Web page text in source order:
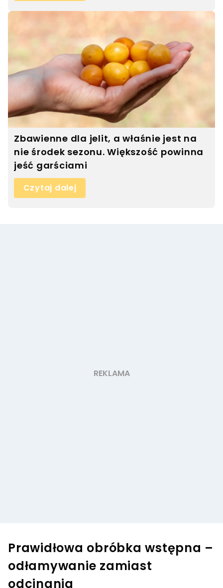
Zbawienne dla jelit, a właśnie jest na
nie środek sezonu. Większość powinna
jeść garściami
Czytaj dalej
Prawidłowa obróbka wstępna –
odłamywanie zamiast
odcinania